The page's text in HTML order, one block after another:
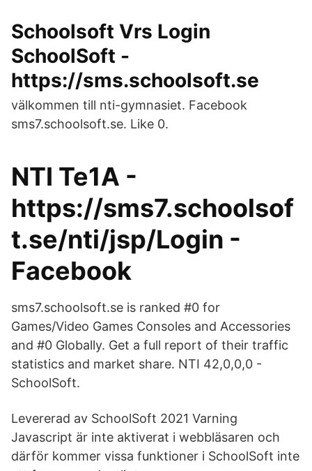
Schoolsoft Vrs Login
SchoolSoft -
https://sms.schoolsoft.se
välkommen till nti-gymnasiet. Facebook
sms7.schoolsoft.se. Like 0.
NTI Te1A -
https://sms7.schoolsof
t.se/nti/jsp/Login -
Facebook
sms7.schoolsoft.se is ranked #0 for
Games/Video Games Consoles and Accessories
and #0 Globally. Get a full report of their traffic
statistics and market share. NTI 42,0,0,0 -
SchoolSoft.
Levererad av SchoolSoft 2021 Varning
Javascript är inte aktiverat i webbläsaren och
därför kommer vissa funktioner i SchoolSoft inte